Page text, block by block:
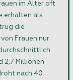
im Alter oft
erhalten als
die
Frauen nur
2,7 Millionen
nach 40